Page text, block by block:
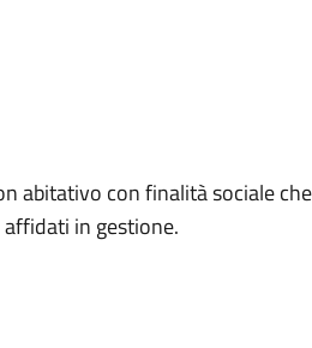
abitativo con finalità sociale
in gestione.